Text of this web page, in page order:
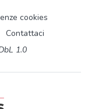
cookies
Contattaci
1.0